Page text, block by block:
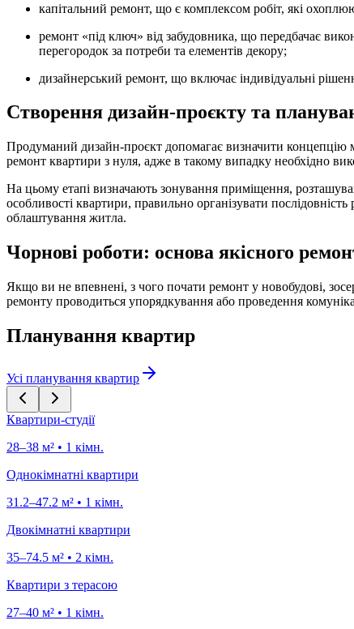
капітальний ремонт, що є комплексом робіт, які
ремонт «під ключ» від забудовника, що передбачає
перегородок за потреби та елементів декору;
дизайнерський ремонт, що включає індивідуальні
Створення дизайн-проєкту та
Продуманий дизайн-проєкт допомагає визначити концепцію
ремонт квартири з нуля, адже в такому випадку необхідно
На цьому етапі визначають зонування приміщення,
особливості квартири, правильно організувати
облаштування житла.
Чорнові роботи: основа якісного
Якщо ви не впевнені, з чого почати ремонт у новобудові,
ремонту проводиться упорядкування або проведення
Планування квартир
Усі планування квартир
Квартири-студії
28–38 м² • 1 кімн.
Однокімнатні квартири
31.2–47.2 м² • 1 кімн.
Двокімнатні квартири
35–74.5 м² • 2 кімн.
Квартири з терасою
27–40 м² • 1 кімн.